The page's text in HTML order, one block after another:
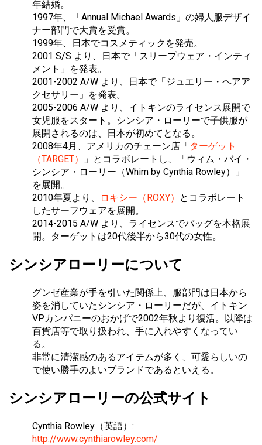
年結婚。
1997年、「Annual Michael Awards」の婦人服デザイ
ナー部門で大賞を受賞。
1999年、日本でコスメティックを発売。
2001 S/S より、日本で「スリープウェア・インティ
メント」を発表。
2001-2002 A/W より、日本で「ジュエリー・ヘアア
クセサリー」を発表。
2005-2006 A/W より、イトキンのライセンス展開で
女児服をスタート。シンシア・ローリーで子供服が
展開されるのは、日本が初めてとなる。
2008年4月、アメリカのチェーン店「 ターゲット
（TARGET）
」とコラボレートし、「ウィム・バイ・
シンシア・ローリー（Whim by Cynthia Rowley）」
を展開。
2010年夏より、
ロキシー（ROXY）
とコラボレート
したサーフウェアを展開。
2014-2015 A/W より、ライセンスでバッグを本格展
開。ターゲットは20代後半から30代の女性。
シンシアローリーについて
グンゼ産業が手を引いた関係上、服部門は日本から
姿を消していたシンシア・ローリーだが、イトキン
VPカンパニーのおかげで2002年秋より復活。以降は
百貨店等で取り扱われ、手に入れやすくなってい
る。
非常に清潔感のあるアイテムが多く、可愛らしいの
で使い勝手のよいブランドであるといえる。
シンシアローリーの公式サイト
Cynthia Rowley（英語）:
http://www.cynthiarowley.com/